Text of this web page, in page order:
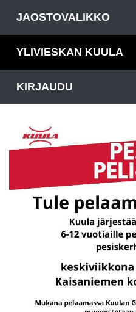
JAOSTOVALIKKO
YLIVIESKAN KUULA
KIRJAUDU